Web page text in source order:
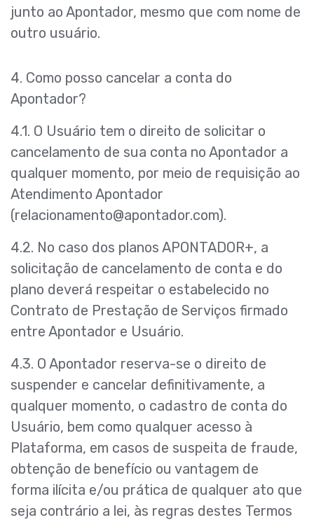
junto ao Apontador, mesmo que com nome de
outro usuário.
4. Como posso cancelar a conta do
Apontador?
4.1. O Usuário tem o direito de solicitar o
cancelamento de sua conta no Apontador a
qualquer momento, por meio de requisição ao
Atendimento Apontador
(relacionamento@apontador.com).
4.2. No caso dos planos APONTADOR+, a
solicitação de cancelamento de conta e do
plano deverá respeitar o estabelecido no
Contrato de Prestação de Serviços firmado
entre Apontador e Usuário.
4.3. O Apontador reserva-se o direito de
suspender e cancelar definitivamente, a
qualquer momento, o cadastro de conta do
Usuário, bem como qualquer acesso à
Plataforma, em casos de suspeita de fraude,
obtenção de benefício ou vantagem de
forma ilícita e/ou prática de qualquer ato que
seja contrário a lei, às regras destes Termos